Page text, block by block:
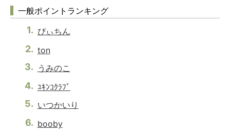
一般ポイントランキング
ぴぃちん
ton
うみのこ
ﾕｷﾝｺｸﾗﾌﾞ
いつかいり
booby